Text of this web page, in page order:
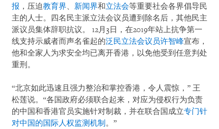
报 ，压迫教育界、 新闻界和立法会等重要社会各界倡导民
主的人士。四名民主派立法会议员遭到除名后，其他民主
派议员集体辞职抗议。 12月3日，在2019年站上抗争第一
线支持示威者而声名雀起的泛民立法会议员许智峰宣布，
他和全家人为求安全均已离开香港，以免他受到任意判处
重刑。
“北京如此迅速且强力整治和掌控香港，令人震惊，” 王
松莲说。“各国政府必须联合起来，对应为侵权行为负责
的中国和香港官员实施针对制裁，并在联合国成立专门针
对中国的国际人权监测机制 。”